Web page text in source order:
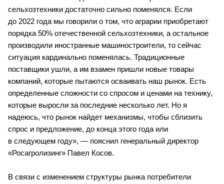
сельхозтехники достаточно сильно поменялся. Если
до 2022 года мы говорили о том, что аграрии приобретают
порядка 50% отечественной сельхозтехники, а остальное
производили иностранные машиностроители, то сейчас
ситуация кардинально поменялась. Традиционные
поставщики ушли, а им взамен пришли новые товары
компаний, которые пытаются осваивать наш рынок. Есть
определенные сложности со спросом и ценами на технику,
которые выросли за последние несколько лет. Но я
надеюсь, что рынок найдет механизмы, чтобы сблизить
спрос и предложение, до конца этого года или
в следующем году», — пояснил генеральный директор
«Росагролизинг» Павел Косов.
В связи с изменением структуры рынка потребители